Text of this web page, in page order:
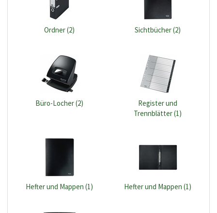
Ordner (2) Sichtbücher (2)
Büro-Locher (2)
Register und
Trennblätter (1)
Hefter und Mappen (1) Hefter und Mappen (1)